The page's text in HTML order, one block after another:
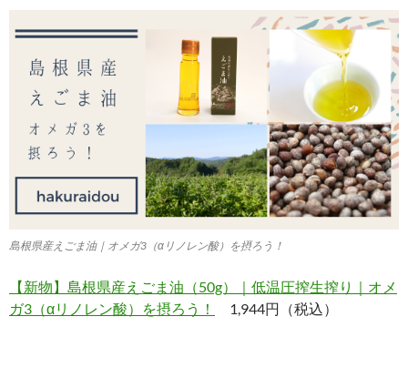
島根県産えごま油｜オメガ3（αリノレン酸）を摂ろう！
【新物】島根県産えごま油（50g）｜低温圧搾生搾り｜オメ
ガ3（αリノレン酸）を摂ろう！
1,944円（税込）